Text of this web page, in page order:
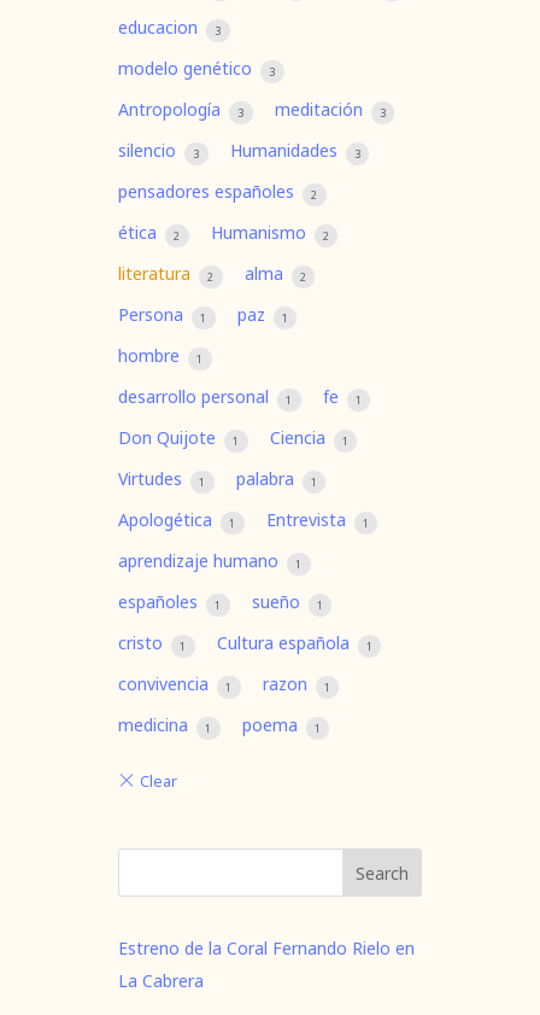
educacion 3
modelo genético 3
Antropología 3 meditación 3
silencio 3 Humanidades 3
pensadores españoles 2
ética 2 Humanismo 2
literatura 2 alma 2
Persona 1 paz 1
hombre 1
desarrollo personal 1 fe 1
Don Quijote 1 Ciencia 1
Virtudes 1 palabra 1
Apologética 1 Entrevista 1
aprendizaje humano 1
españoles 1 sueño 1
cristo 1 Cultura española 1
convivencia 1 razon 1
medicina 1 poema 1
Search
Estreno de la Coral Fernando Rielo en
La Cabrera